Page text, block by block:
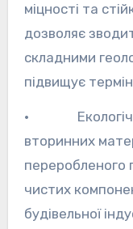
міцності та
дозволяє
складними
підвищує
·
вторинних
переробленого
чистих
будівельної